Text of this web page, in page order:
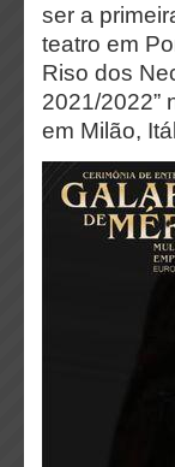
ser a
teatro em
Riso dos
2021/2022”
em Milão,